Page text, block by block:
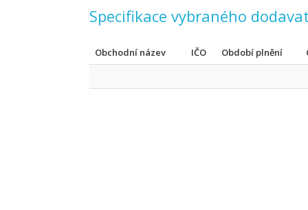
Specifikace vybraného
Obchodní název IČO Období plnění